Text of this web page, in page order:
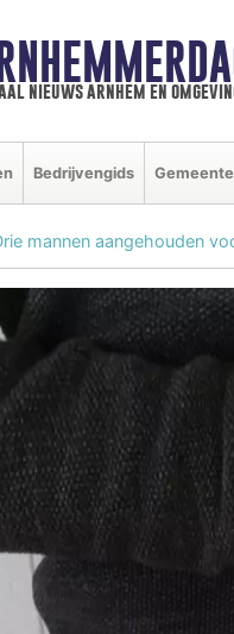
nieuws arnhem en
Bedrijvengids Gemeente
mannen aangehouden